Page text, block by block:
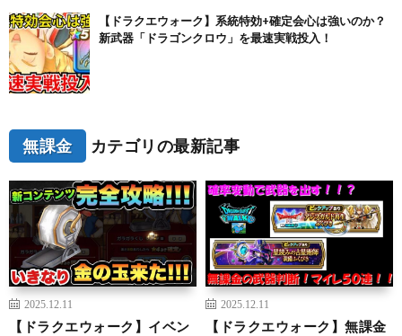
【ドラクエウォーク】系統特効+確定会心は強いのか？
新武器「ドラゴンクロウ」を最速実戦投入！
無課金 カテゴリの最新記事
2025.12.11
【ドラクエウォーク】イベン
2025.12.11
【ドラクエウォーク】無課金